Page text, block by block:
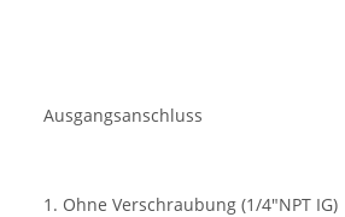
Ausgangsanschluss
1. Ohne Verschraubung (1/4"NPT IG)